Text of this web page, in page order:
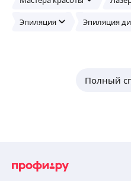
Эпиляция Эпиляция
Полный